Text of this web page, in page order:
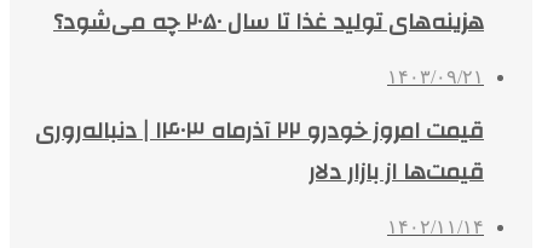
هزینه‌های تولید غذا تا سال ۲۰۵۰ چه می‌شود؟
۱۴۰۳/۰۹/۲۱
قیمت امروز خودرو ۲۲ آذرماه ۱۴۰۳ | دنباله‌روری
قیمت‌ها از بازار دلار
۱۴۰۲/۱۱/۱۴